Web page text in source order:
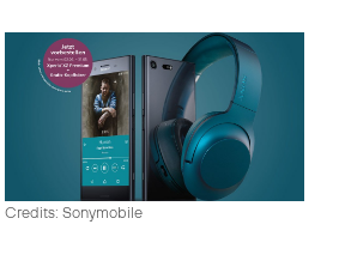
Credits: Sonymobile